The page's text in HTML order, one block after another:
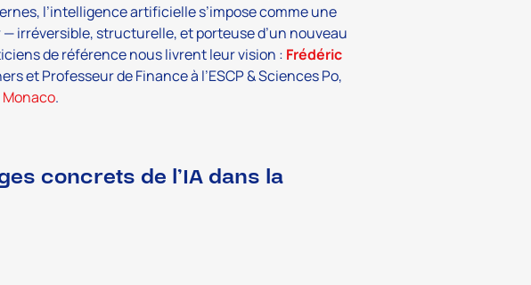
l’intelligence artificielle s’impose comme une
irréversible, structurelle, et porteuse d’un nouveau
de référence nous livrent leur vision : Frédéric
et Professeur de Finance à l’ESCP & Sciences Po,
Monaco.
concrets de l’IA dans la